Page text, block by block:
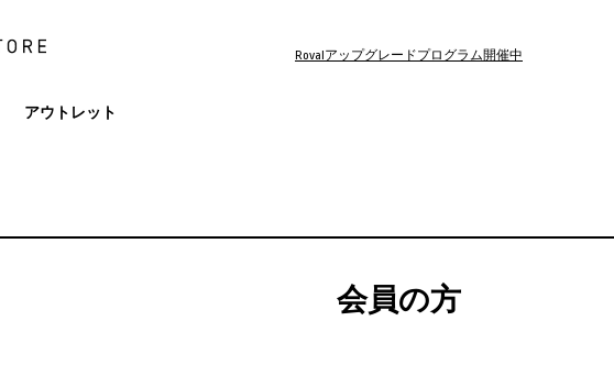
Rovalアップグレードプログラム開催中
アウトレット
会員の方